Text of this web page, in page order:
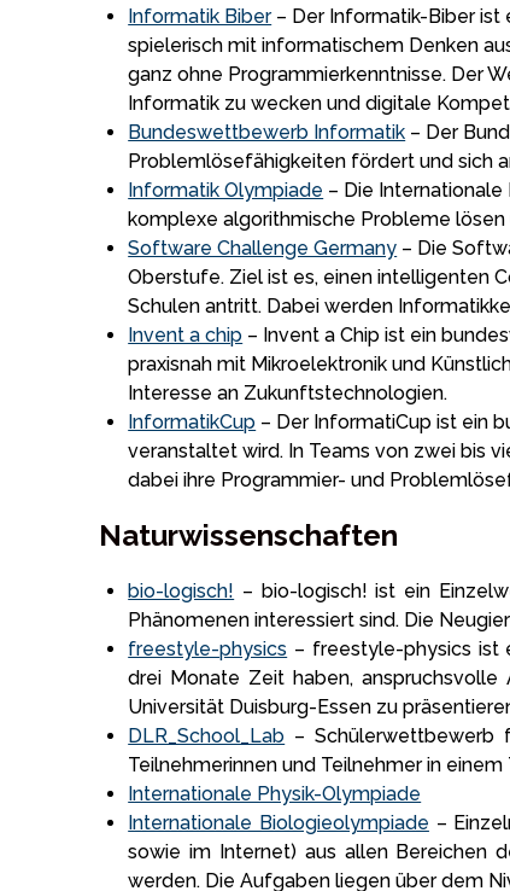
Informatik Biber– Der Informatik-Biber ist
spielerisch mit informatischem Denken
ganz ohne Programmierkenntnisse. Der
Informatik zu wecken und digitale
Bundes­wettbewerb Informatik – Der
Problemlösefähigkeiten fördert und sich
Informatik Olympiade – Die
komplexe algorithmische Probleme
Software Challenge Germany – Die
Oberstufe. Ziel ist es, einen intelligenten
Schulen antritt. Dabei werden
Invent a chip – Invent a Chip ist ein
praxisnah mit Mikroelektronik und
Interesse an Zukunftstechnologien.
InformatikCup – Der InformatiCup ist ein
veranstaltet wird. In Teams von zwei bis
dabei ihre Programmier- und
Naturwissenschaften
bio-logisch! – bio-logisch! ist ein
Phänomenen interessiert sind. Die
freestyle-physics – freestyle-physics ist
drei Monate Zeit haben,
Universität Duisburg-Essen zu
DLR_School_Lab – Schülerwettbewerb
Teilnehmerinnen und Teilnehmer in
Internationale Physik-Olympiade
Internationale Biologieolympiade –
sowie im Internet) aus allen Bereichen
werden. Die Aufgaben liegen über dem